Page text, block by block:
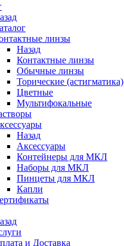
линзы
Назад
Контактные линзы
Обычные линзы
Торические (астигматика)
Цветные
Мультифокальные
Назад
Аксессуары
Контейнеры для МКЛ
Наборы для МКЛ
Пинцеты для МКЛ
Капли
и Доставка